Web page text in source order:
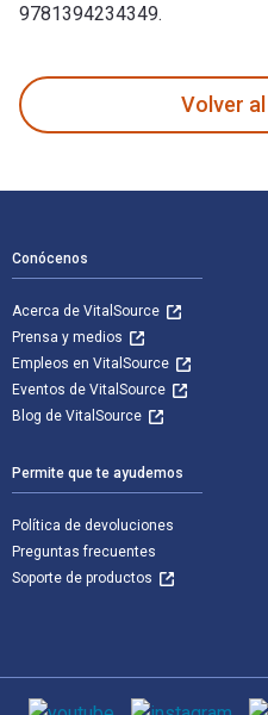
9781394234349.
Volver
Conócenos
Acerca de VitalSource
Prensa y medios
Empleos en VitalSource
Eventos de VitalSource
Blog de VitalSource
Permite que te ayudemos
Política de devoluciones
Preguntas frecuentes
Soporte de productos
Medios de comunicación